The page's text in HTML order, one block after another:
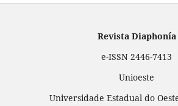
Revista Diaphonía
e-ISSN 2446-7413
Unioeste
Universidade Estadual do